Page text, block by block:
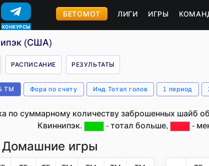
КОНКУРСЫ
БЕТОМОТ ЛИГИ ИГРЫ
(США)
РАСПИСАНИЕ РЕЗУЛЬТАТЫ
ТМ Фора по счету Инд.Тотал голов 1 период
по суммарному количеству заброшенных шайб
Квиннипэк.
- тотал больше, -
Домашние игры